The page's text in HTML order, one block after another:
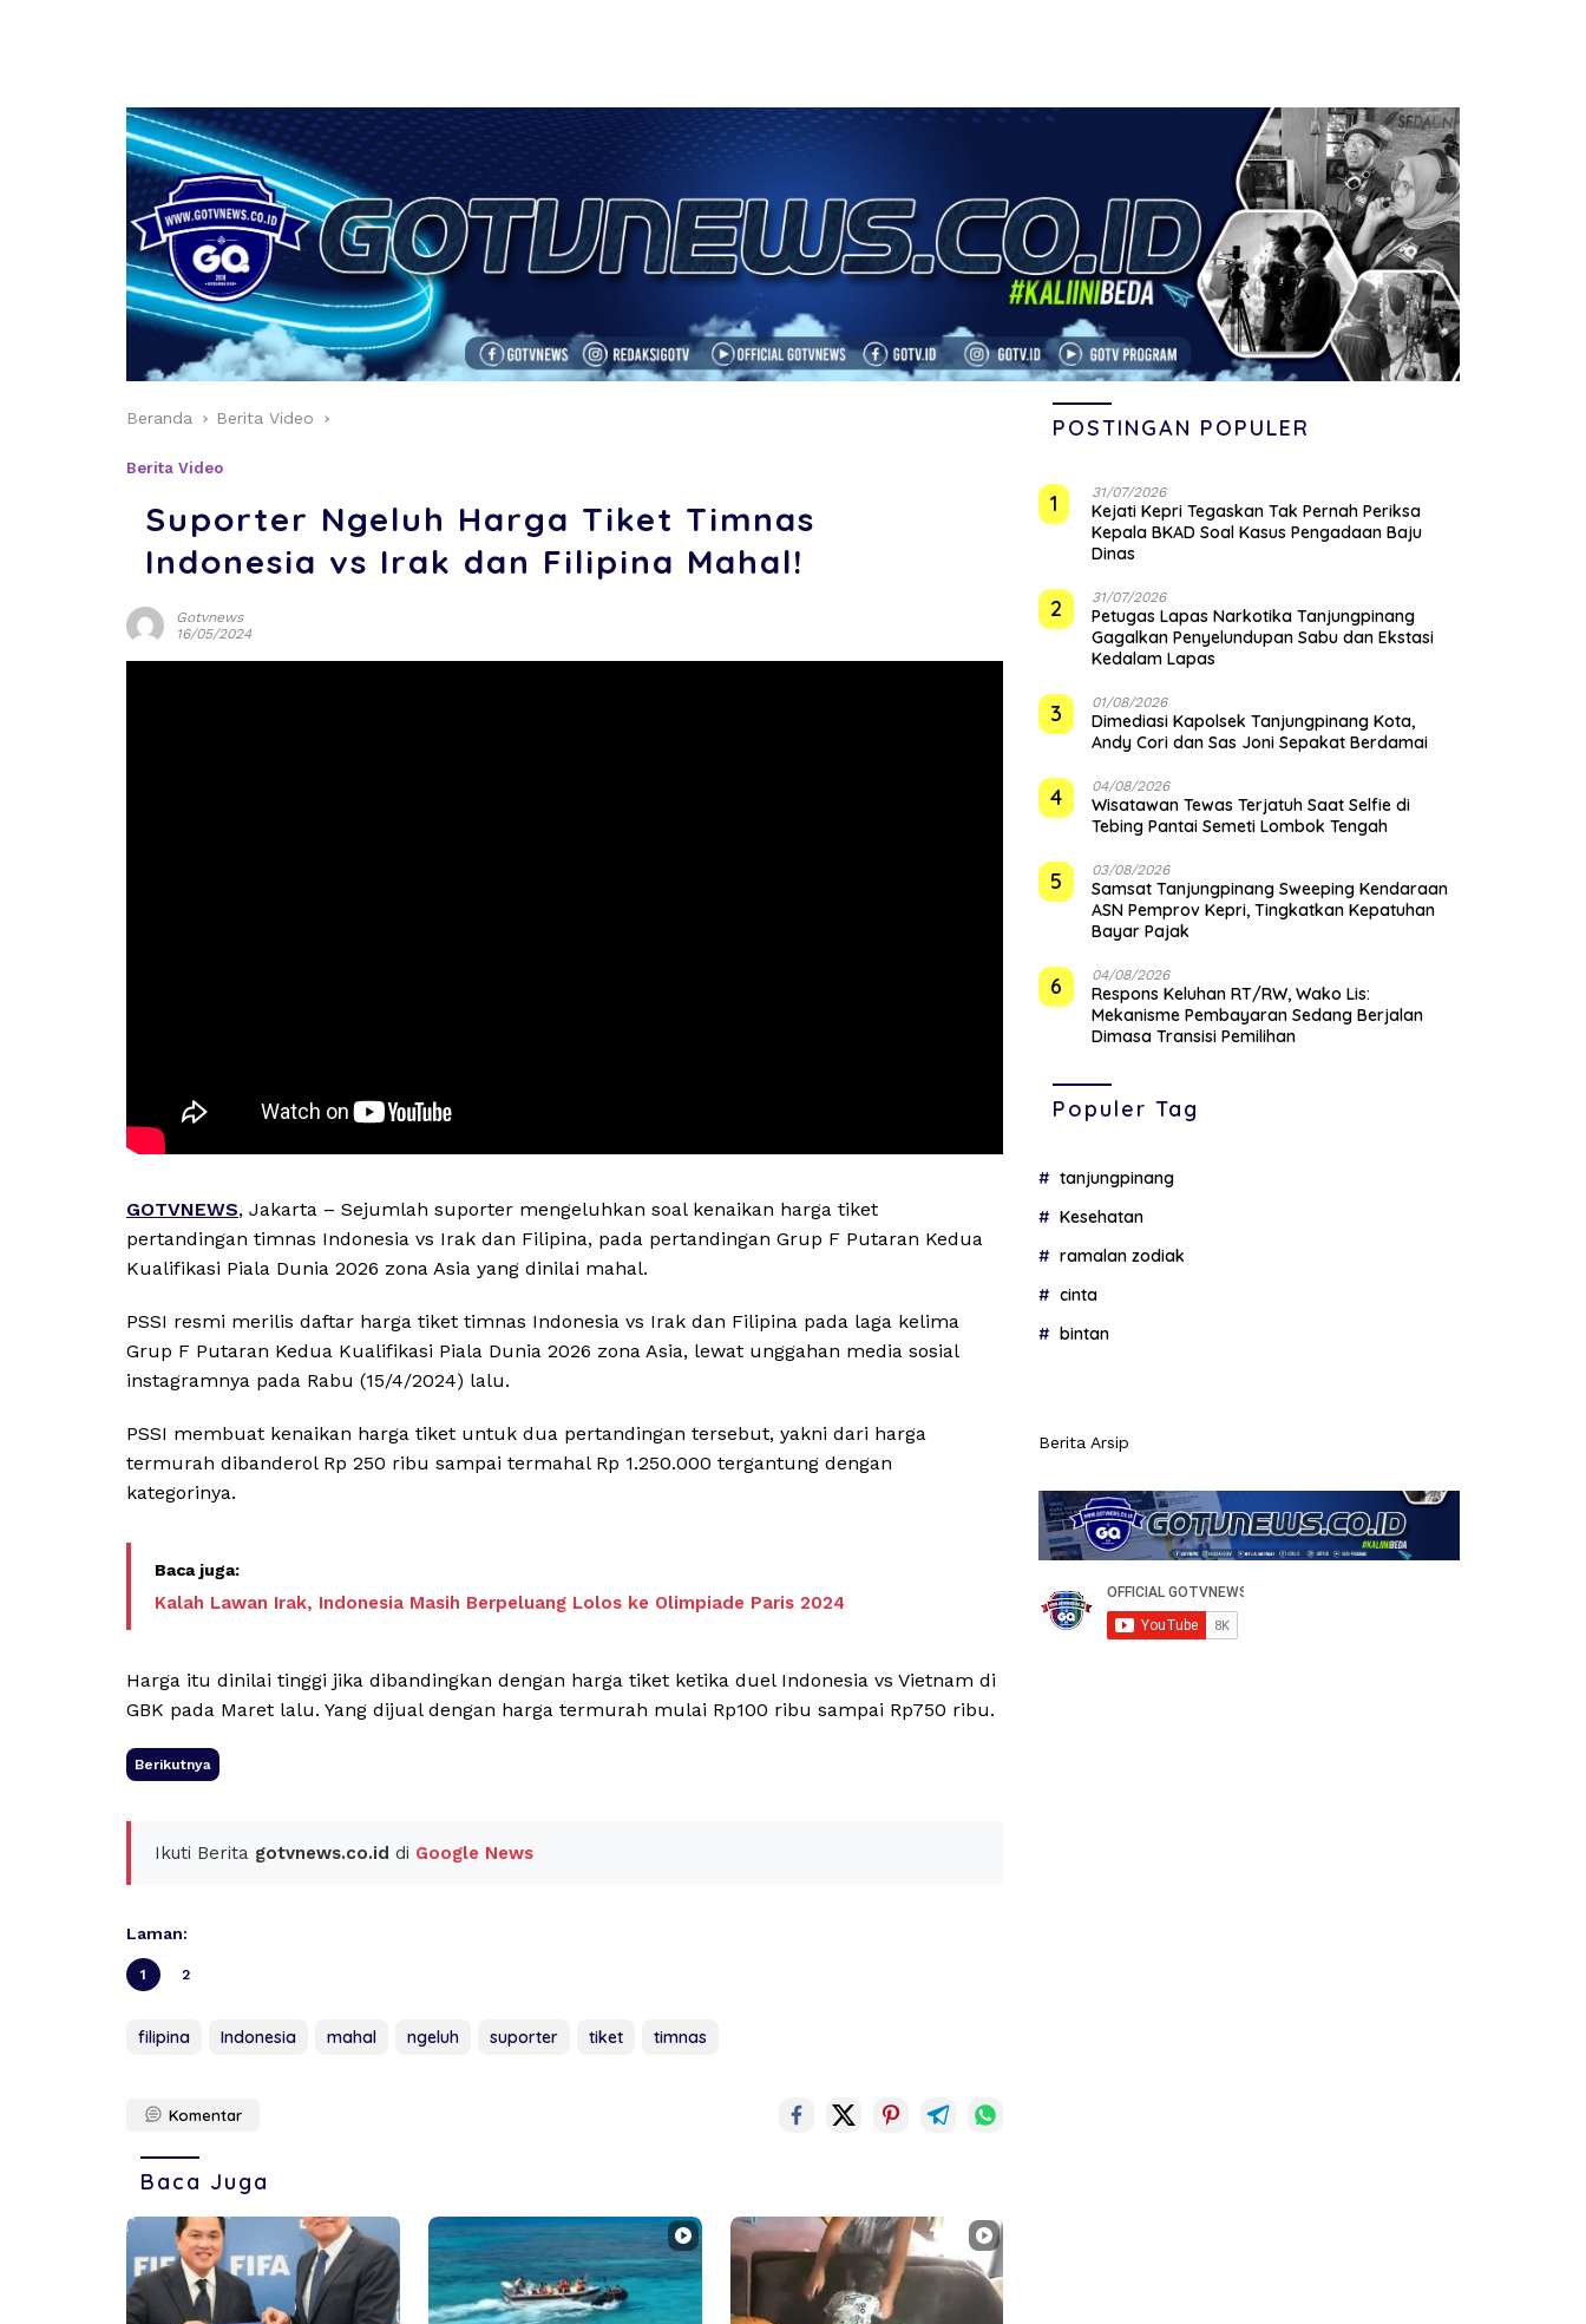
Beranda Berita Video
Berita Video
Suporter Ngeluh Harga Tiket Timnas
Indonesia vs Irak dan Filipina Mahal!
Gotvnews
16/05/2024
GOTVNEWS, Jakarta – Sejumlah suporter mengeluhkan soal kenaikan harga tiket
pertandingan timnas Indonesia vs Irak dan Filipina, pada pertandingan Grup F Putaran Kedua
Kualifikasi Piala Dunia 2026 zona Asia yang dinilai mahal.
PSSI resmi merilis daftar harga tiket timnas Indonesia vs Irak dan Filipina pada laga kelima
Grup F Putaran Kedua Kualifikasi Piala Dunia 2026 zona Asia, lewat unggahan media sosial
instagramnya pada Rabu (15/4/2024) lalu.
PSSI membuat kenaikan harga tiket untuk dua pertandingan tersebut, yakni dari harga
termurah dibanderol Rp 250 ribu sampai termahal Rp 1.250.000 tergantung dengan
kategorinya.
Kalah Lawan Irak, Indonesia Masih Berpeluang Lolos ke Olimpiade Paris 2024
Harga itu dinilai tinggi jika dibandingkan dengan harga tiket ketika duel Indonesia vs Vietnam di
GBK pada Maret lalu. Yang dijual dengan harga termurah mulai Rp100 ribu sampai Rp750 ribu.
Berikutnya
Ikuti Berita gotvnews.co.id di Google News
Laman:
1 2
filipina Indonesia mahal ngeluh suporter tiket timnas
Komentar
Baca Juga
POSTINGAN POPULER
1 31/07/2026
Kejati Kepri Tegaskan Tak Pernah Periksa
Kepala BKAD Soal Kasus Pengadaan Baju
Dinas
2 31/07/2026
Petugas Lapas Narkotika Tanjungpinang
Gagalkan Penyelundupan Sabu dan Ekstasi
Kedalam Lapas
3 01/08/2026
Dimediasi Kapolsek Tanjungpinang Kota,
Andy Cori dan Sas Joni Sepakat Berdamai
4 04/08/2026
Wisatawan Tewas Terjatuh Saat Selfie di
Tebing Pantai Semeti Lombok Tengah
5 03/08/2026
Samsat Tanjungpinang Sweeping Kendaraan
ASN Pemprov Kepri, Tingkatkan Kepatuhan
Bayar Pajak
6 04/08/2026
‎Respons Keluhan RT/RW, Wako Lis:
Mekanisme Pembayaran Sedang Berjalan
Dimasa Transisi Pemilihan
Populer Tag
tanjungpinang
Kesehatan
ramalan zodiak
cinta
bintan
Berita Arsip